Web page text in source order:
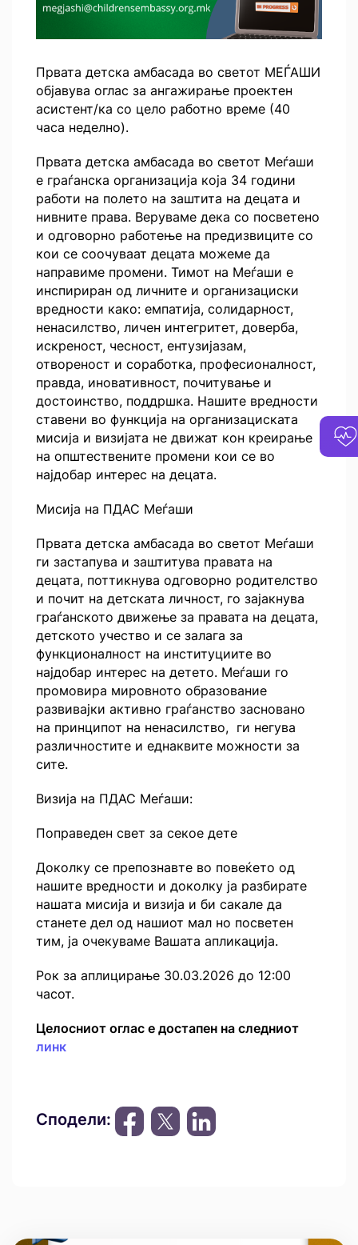
Првата детска амбасада во светот МЕЃАШИ
објавува оглас за ангажирање проектен
асистент/ка со цело работно време (40
часа неделно).
Првата детска амбасада во светот Меѓаши
е граѓанска организација која 34 години
работи на полето на заштита на децата и
нивните права. Веруваме дека со посветено
и одговорно работење на предизвиците со
кои се соочуваат децата можеме да
направиме промени. Тимот на Меѓаши е
инспириран од личните и организациски
вредности како: емпатија, солидарност,
ненасилство, личен интегритет, доверба,
искреност, чесност, ентузијазам,
отвореност и соработка, професионалност,
правда, иновативност, почитување и
достоинство, поддршка. Нашите вредности
ставени во функција на организациската
мисија и визијата не движат кон креирање
на општествените промени кои се во
најдобар интерес на децата.
Мисија на ПДАС Меѓаши
Првата детска амбасада во светот Меѓаши
ги застапува и заштитува правата на
децата, поттикнува одговорно родителство
и почит на детската личност, го зајакнува
граѓанското движење за правата на децата,
детското учество и се залага за
функционалност на институциите во
најдобар интерес на детето. Меѓаши го
промовира мировното образование
развивајки активно граѓанство засновано
на принципот на ненасилство, ги негува
различностите и еднаквите можности за
сите.
Визија на ПДАС Меѓаши:
Поправеден свет за секое дете
Доколку се препознавте во повеќето од
нашите вредности и доколку ја разбирате
нашата мисија и визија и би сакале да
станете дел од нашиот мал но посветен
тим, ја очекуваме Вашата апликација.
Рок за аплицирање 30.03.2026 до 12:00
часот.
Целосниот оглас е достапен на следниот
линк
Сподели: